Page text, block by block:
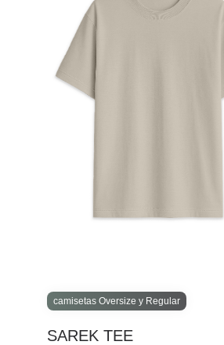
camisetas Oversize y Regular
SAREK TEE